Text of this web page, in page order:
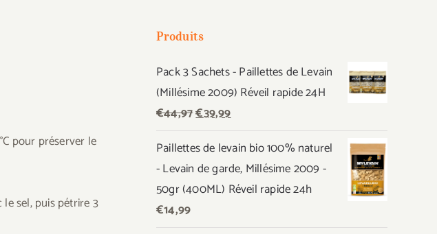
pour préserver le
sel, puis pétrire 3
Produits
Pack 3 Sachets - Paillettes de Levain
(Millésime 2009) Réveil rapide 24H
€44,97Le
initial
était :
€44,97.
€39,99Le
actuel
est :
€39,99.
Paillettes de levain bio 100% naturel
- Levain de garde, Millésime 2009 -
50gr (400ML) Réveil rapide 24h
€14,99